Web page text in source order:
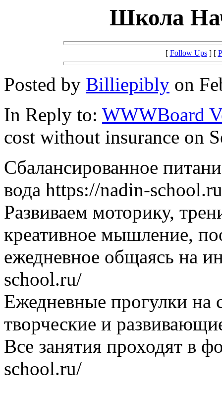
Школа
[ Follow Ups] [
Posted by Billiepibly on
In Reply to: WWWBoard
cost without insurance on
Сбалансированное
вода https://nadin-
Развиваем моторику,
креативное мышление,
ежедневное общаясь на
school.ru/
Ежедневные прогулки на
творческие и
Все занятия проходят в
school.ru/